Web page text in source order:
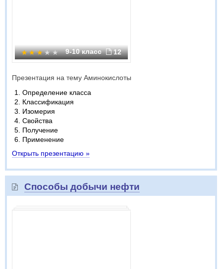
9-10 класс 12
Презентация на тему Аминокислоты
Определение класса
Классификация
Изомерия
Свойства
Получение
Применение
Открыть презентацию »
Способы добычи нефти